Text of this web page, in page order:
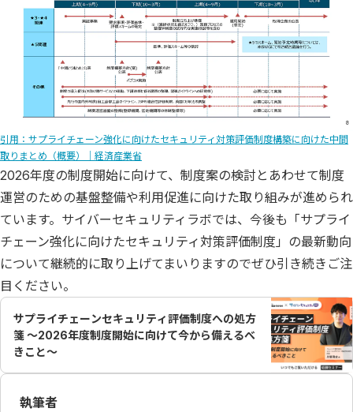
引用：サプライチェーン強化に向けたセキュリティ対策評価制度構築に向けた中間
取りまとめ（概要）｜経済産業省
2026年度の制度開始に向けて、制度案の検討とあわせて制度
運営のための基盤整備や利用促進に向けた取り組みが進められ
ています。サイバーセキュリティラボでは、今後も「サプライ
チェーン強化に向けたセキュリティ対策評価制度」の最新動向
について継続的に取り上げてまいりますのでぜひ引き続きご注
目ください。
サプライチェーンセキュリティ評価制度への処方
箋 ～2026年度制度開始に向けて今から備えるべ
きこと～
執筆者